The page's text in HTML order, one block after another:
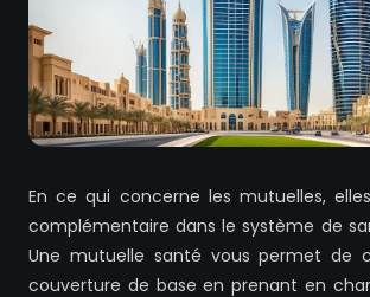
En ce qui concerne les mutuelles,
complémentaire dans le système de
Une mutuelle santé vous permet de
couverture de base en prenant en